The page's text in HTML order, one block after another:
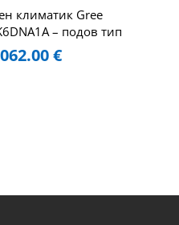
климатик Gree
– подов тип
€